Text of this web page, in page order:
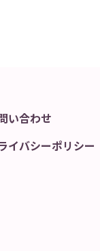
い合わせ
イバシーポリシー